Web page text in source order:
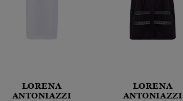
LORENA
ANTONIAZZI
LORENA
ANTONIAZZI